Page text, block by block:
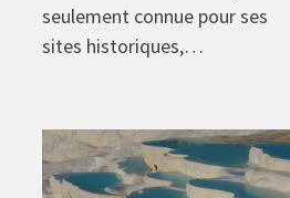
seulement connue pour ses
sites historiques,…